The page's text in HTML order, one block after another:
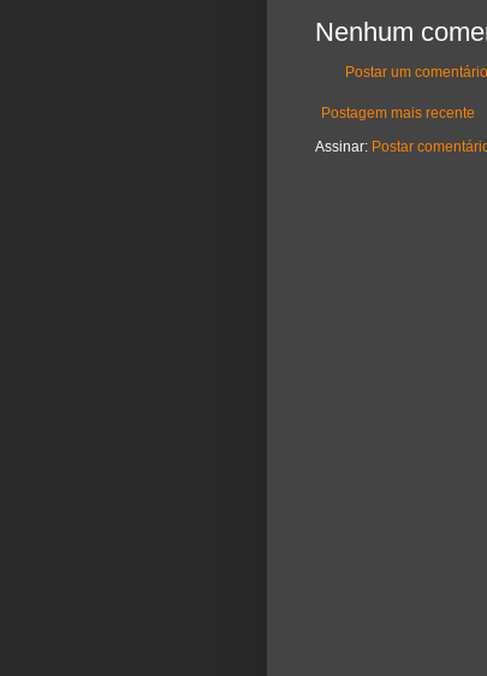
Nenhum
Postar um comentário
Postagem mais recente
Assinar: Postar